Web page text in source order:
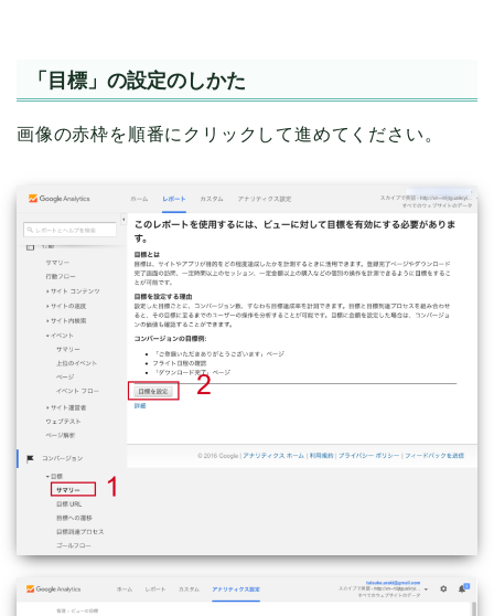
「目標」の設定のしかた
画像の赤枠を順番にクリックして進めてください。